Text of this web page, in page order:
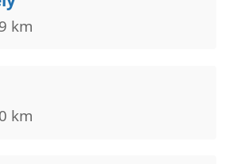
km
km